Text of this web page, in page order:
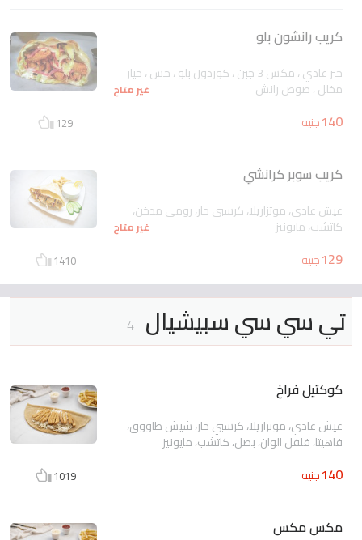
كريب رانشون بلو
خبز عادي ، مكس 3 جبن ، كوردون بلو ، خس ، خيار
مخلل ، صوص رانش غير متاح
140جنيه 129
كريب سوبر كرانشي
عيش عادى، موتزاريلا، كرسبي حار، رومي مدخن،
كاتشب، مايونيز غير متاح
129جنيه 1410
تي سي سي سبيشيال 4
كوكتيل فراخ
عيش عادي، موتزاريلا، كرسبي حار، شيش طاووق،
فاهيتا، فلفل الوان، بصل، كاتشب، مايونيز
140جنيه 1019
مكس مكس